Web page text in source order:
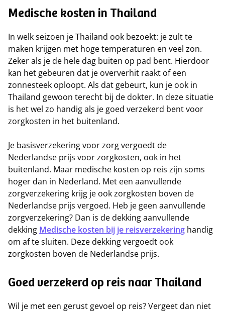
Medische kosten in Thailand
In welk seizoen je Thailand ook bezoekt: je zult te
maken krijgen met hoge temperaturen en veel zon.
Zeker als je de hele dag buiten op pad bent. Hierdoor
kan het gebeuren dat je oververhit raakt of een
zonnesteek oploopt. Als dat gebeurt, kun je ook in
Thailand gewoon terecht bij de dokter. In deze situatie
is het wel zo handig als je goed verzekerd bent voor
zorgkosten in het buitenland.
Je basisverzekering voor zorg vergoedt de
Nederlandse prijs voor zorgkosten, ook in het
buitenland. Maar medische kosten op reis zijn soms
hoger dan in Nederland. Met een aanvullende
zorgverzekering krijg je ook zorgkosten boven de
Nederlandse prijs vergoed. Heb je geen aanvullende
zorgverzekering? Dan is de dekking aanvullende
dekking Medische kosten bij je reisverzekering handig
om af te sluiten. Deze dekking vergoedt ook
zorgkosten boven de Nederlandse prijs.
Goed verzekerd op reis naar Thailand
Wil je met een gerust gevoel op reis? Vergeet dan niet